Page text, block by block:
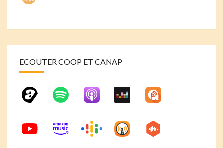
ECOUTER COOP ET CANAP